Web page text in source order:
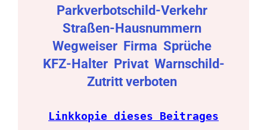
Parkverbotschild-Verkehr
Straßen-Hausnummern
Wegweiser Firma Sprüche
KFZ-Halter Privat Warnschild-
Zutritt verboten
Linkkopie dieses Beitrages